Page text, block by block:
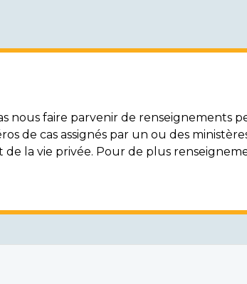
nous faire parvenir de renseignements
de cas assignés par un ou des
de la vie privée. Pour de plus